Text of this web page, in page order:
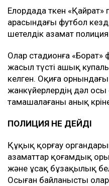
Елордада өткен
арасындағы футбол
шетелдік азамат полиция
Олар стадионға «Борат»
жасыл түсті ашық
келген. Оқиға
жанкүйерлердің дәл
тамашалағаны анық
ПОЛИЦИЯ НЕ ДЕЙДІ
Құқық қорғау
азаматтар қоғамдық
және ұсақ бұзақылық
Осыған байланысты